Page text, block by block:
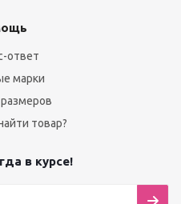
ответ
марки
товар?
в курсе!